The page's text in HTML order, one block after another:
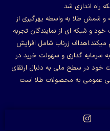
راه اندازی شد.
شمش طلا به واسطه بهرگیری از
و شبکه ای از نمایندگان تجربه
میکند.اهداف زرناب شامل افزایش
به سرمایه گذاری و سهولت خرید در
در سطح ملی به دنبال ارتقای
عمومی به محصولات طلا است